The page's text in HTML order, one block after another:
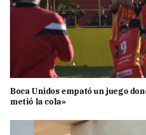
Boca Unidos empató un juego
metió la cola»